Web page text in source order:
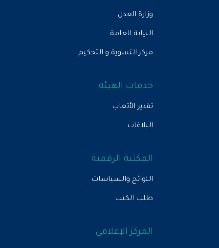
وزارة العدل
النيابة العامة
مركز التسوية و التحكيم
خدمات الهيئة
تقدير الأتعاب
البلاغات
المكتبة الرقمية
اللوائح والسياسات
طلب الكتب
المركز الإعلامي